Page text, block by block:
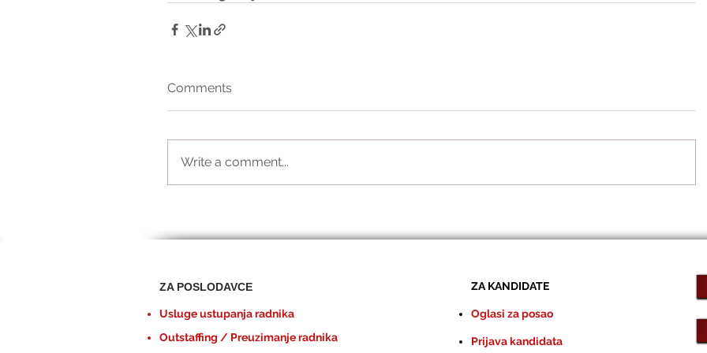
Comments
Write a comment...
ZA POSLODAVCE
Usluge ustupanja radnika
Outstaffing / Preuzimanje radnika
ZA KANDIDATE
Oglasi za posao
Prijava kandidata